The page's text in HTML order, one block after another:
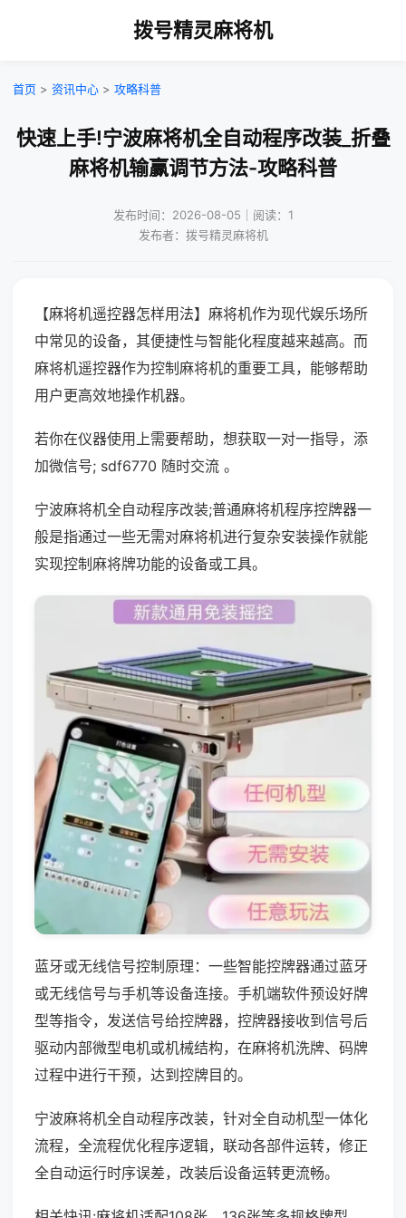
拨号精灵麻将机
首页 > 资讯中心 > 攻略科普
快速上手!宁波麻将机全自动程序改装_折叠
麻将机输赢调节方法-攻略科普
发布时间：2026-08-05｜阅读：1
发布者：拨号精灵麻将机
【麻将机遥控器怎样用法】麻将机作为现代娱乐场所
中常见的设备，其便捷性与智能化程度越来越高。而
麻将机遥控器作为控制麻将机的重要工具，能够帮助
用户更高效地操作机器。
若你在仪器使用上需要帮助，想获取一对一指导，添
加微信号; sdf6770 随时交流 。
宁波麻将机全自动程序改装;普通麻将机程序控牌器一
般是指通过一些无需对麻将机进行复杂安装操作就能
实现控制麻将牌功能的设备或工具。
蓝牙或无线信号控制原理：一些智能控牌器通过蓝牙
或无线信号与手机等设备连接。手机端软件预设好牌
型等指令，发送信号给控牌器，控牌器接收到信号后
驱动内部微型电机或机械结构，在麻将机洗牌、码牌
过程中进行干预，达到控牌目的。
宁波麻将机全自动程序改装，针对全自动机型一体化
流程，全流程优化程序逻辑，联动各部件运转，修正
全自动运行时序误差，改装后设备运转更流畅。